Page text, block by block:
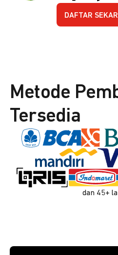
DAFTAR
Metode
Tersedia
dan 45+